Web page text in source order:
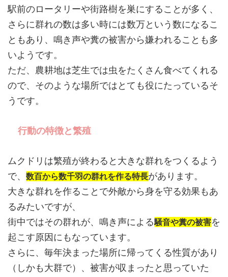
駅前のロータリーや街路樹を巣にすることが多く、
さらに群れの数は多い時には数万という数になるこ
ともあり、鳴き声や糞の被害から嫌われることも多
いようです。
ただ、農耕地は芝生では虫をたくさん食べてくれる
ので、そのような場所ではとても役にたっているそ
うです。
行動の特徴と繁殖
ムクドリは繁殖が終わると大きな群れをつくるよう
で、 数百から数千羽の群れを作る特長があります。
大きな群れを作ることで外敵から身を守る効果もあ
るみたいですが、
街中ではその群れが、鳴き声による騒音や糞の被害を
起こす原因にもなっています。
さらに、毎年決まった場所に帰ってくる性質があり
（しかも大群で）、被害が収まったと思っていた